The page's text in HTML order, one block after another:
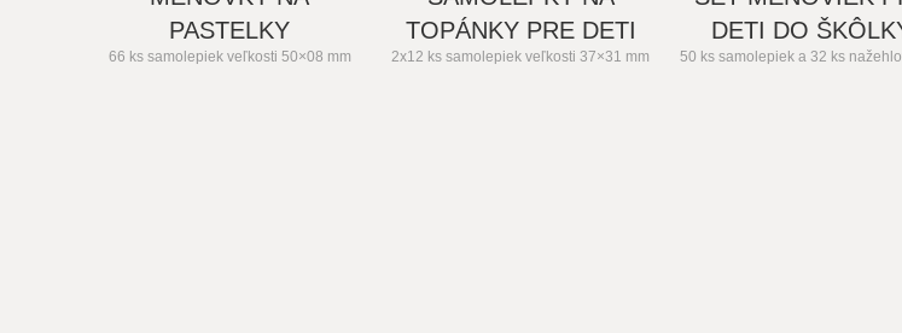
PASTELKY
66 ks samolepiek veľkosti 50×08 mm
TOPÁNKY PRE DETI
2x12 ks samolepiek veľkosti 37×31 mm
DETI DO
50 ks samolepiek a 32 ks